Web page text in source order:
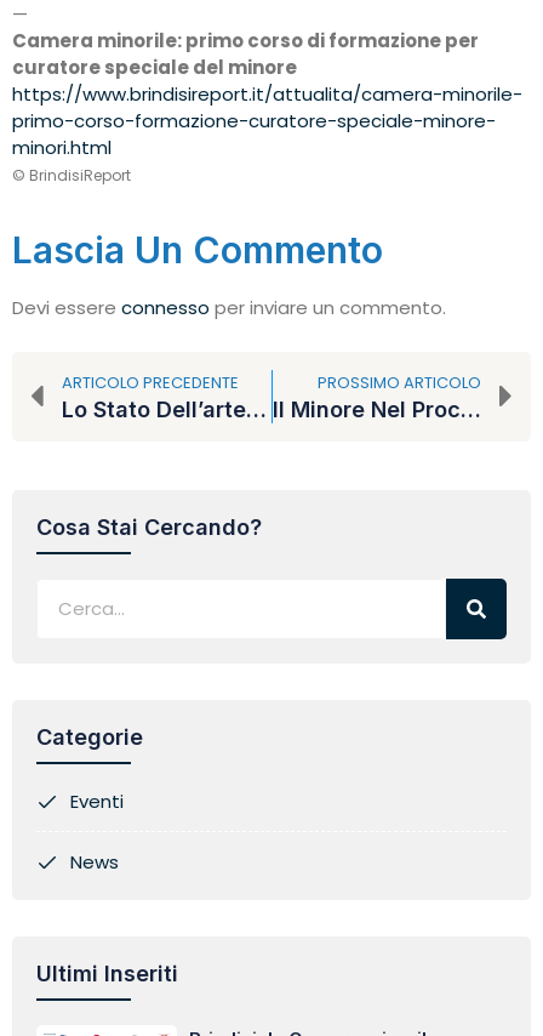
—
Camera minorile: primo corso di formazione per
curatore speciale del minore
https://www.brindisireport.it/attualita/camera-minorile-
primo-corso-formazione-curatore-speciale-minore-
minori.html
© BrindisiReport
Lascia Un Commento
Devi essere connesso per inviare un commento.
ARTICOLO PRECEDENTE
Lo Stato Dell’arte Sull’amministrazione Di Sostegno, Evento Formativo Della Camera Minorile
PROSSIMO ARTICOLO
Il Minore Nel Processo
Cosa Stai Cercando?
Categorie
Eventi
News
Ultimi Inseriti